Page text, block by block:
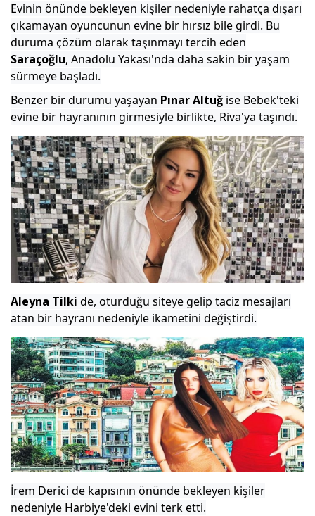
Evinin önünde bekleyen kişiler nedeniyle rahatça dışarı
çıkamayan oyuncunun evine bir hırsız bile girdi. Bu
duruma çözüm olarak taşınmayı tercih eden
Saraçoğlu, Anadolu Yakası'nda daha sakin bir yaşam
sürmeye başladı.
Benzer bir durumu yaşayan Pınar Altuğ ise Bebek'teki
evine bir hayranının girmesiyle birlikte, Riva'ya taşındı.
Aleyna Tilki de, oturduğu siteye gelip taciz mesajları
atan bir hayranı nedeniyle ikametini değiştirdi.
İrem Derici de kapısının önünde bekleyen kişiler
nedeniyle Harbiye'deki evini terk etti.